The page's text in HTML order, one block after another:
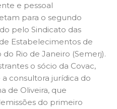
e pessoal
para o segundo
pelo Sindicato das
Estabelecimentos de
Rio de Janeiro (Semerj).
o sócio da Covac,
a consultora jurídica do
de Oliveira, que
do primeiro